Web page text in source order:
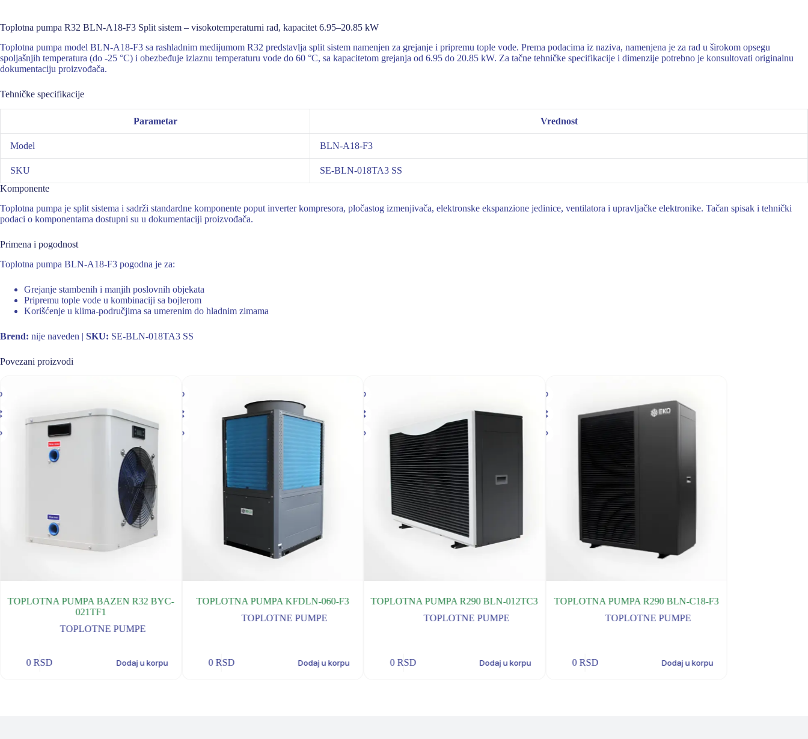
Toplotna pumpa R32 BLN-A18-F3 Split sistem – visokotemperaturni rad, kapacitet 6.95–20.85 kW
Toplotna pumpa model BLN-A18-F3 sa rashladnim medijumom R32 predstavlja split sistem namenjen za grejanje i pripremu tople vode. Prema podacima iz naziva, namenjena je za rad u širokom opsegu
spoljašnjih temperatura (do -25 °C) i obezbeđuje izlaznu temperaturu vode do 60 °C, sa kapacitetom grejanja od 6.95 do 20.85 kW. Za tačne tehničke specifikacije i dimenzije potrebno je konsultovati originalnu
dokumentaciju proizvođača.
Tehničke specifikacije
Parametar Vrednost
Model BLN-A18-F3
SKU
SE-BLN-018TA3 SS
Komponente
Toplotna pumpa je split sistema i sadrži standardne komponente poput inverter kompresora, pločastog izmenjivača, elektronske ekspanzione jedinice, ventilatora i upravljačke elektronike. Tačan spisak i tehnički
podaci o komponentama dostupni su u dokumentaciji proizvođača.
Primena i pogodnost
Toplotna pumpa BLN-A18-F3 pogodna je za:
Grejanje stambenih i manjih poslovnih objekata
Pripremu tople vode u kombinaciji sa bojlerom
Korišćenje u klima-područjima sa umerenim do hladnim zimama
Brend: nije naveden | SKU: SE-BLN-018TA3 SS
Povezani proizvodi
TOPLOTNA PUMPA BAZEN R32 BYC-
021TF1
TOPLOTNE PUMPE
0RSD Dodaj u korpu
TOPLOTNA PUMPA KFDLN-060-F3
TOPLOTNE PUMPE
0 RSD Dodaj u korpu
TOPLOTNA PUMPA R290 BLN-012TC3
TOPLOTNE PUMPE
0 RSD Dodaj u korpu
TOPLOTNA PUMPA R290 BLN-C18-F3
TOPLOTNE PUMPE
0 RSD Dodaj u korpu